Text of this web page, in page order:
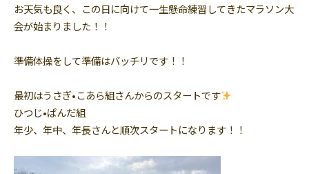
お天気も良く、この日に向けて一生懸命練習してきたマラソン大
会が始まりました！！
準備体操をして準備はバッチリです！！
最初はうさぎ•こあら組さんからのスタートです
ひつじ•ぱんだ組
年少、年中、年長さんと順次スタートになります！！